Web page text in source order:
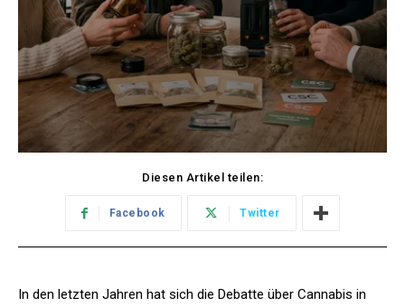
Diesen Artikel teilen:
Facebook Twitter
In den letzten Jahren hat sich die Debatte über Cannabis in